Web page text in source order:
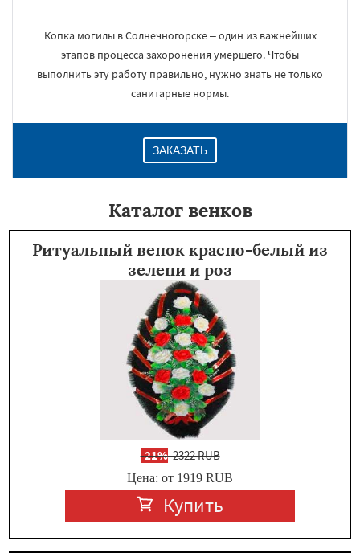
Копка могилы в Солнечногорске – один из важнейших
этапов процесса захоронения умершего. Чтобы
выполнить эту работу правильно, нужно знать не только
санитарные нормы.
ЗАКАЗАТЬ
Каталог венков
Ритуальный венок красно-белый из
зелени и роз
-21%2322 RUB
Цена: от 1919 RUB
Купить